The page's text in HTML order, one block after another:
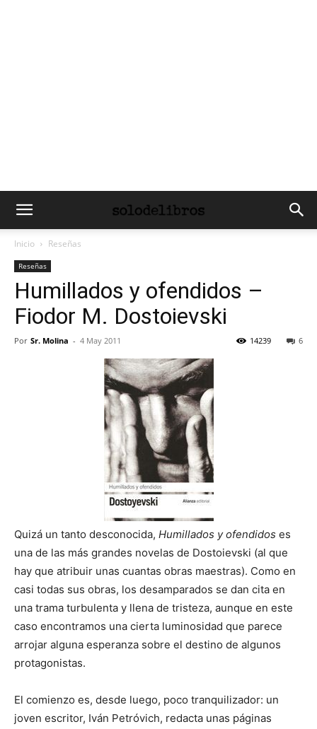
Inicio Reseñas
Reseñas
Humillados y ofendidos –
Fiodor M. Dostoievski
Por Sr. Molina - 4 May 2011 6
14239
Quizá un tanto desconocida, Humillados y ofendidos es
una de las más grandes novelas de Dostoievski (al que
hay que atribuir unas cuantas obras maestras). Como en
casi todas sus obras, los desamparados se dan cita en
una trama turbulenta y llena de tristeza, aunque en este
caso encontramos una cierta luminosidad que parece
arrojar alguna esperanza sobre el destino de algunos
protagonistas.
El comienzo es, desde luego, poco tranquilizador: un
joven escritor, Iván Petróvich, redacta unas páginas